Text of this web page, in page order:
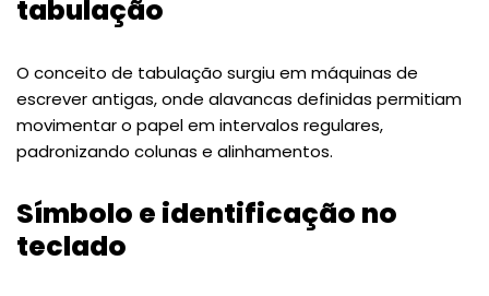
tabulação
O conceito de tabulação surgiu em máquinas de
escrever antigas, onde alavancas definidas permitiam
movimentar o papel em intervalos regulares,
padronizando colunas e alinhamentos.
Símbolo e identificação no
teclado